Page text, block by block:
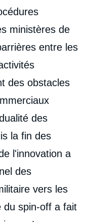
ministères de
entre les
des obstacles
des
la fin des
l'innovation a
des
vers les
du spin-off a fait